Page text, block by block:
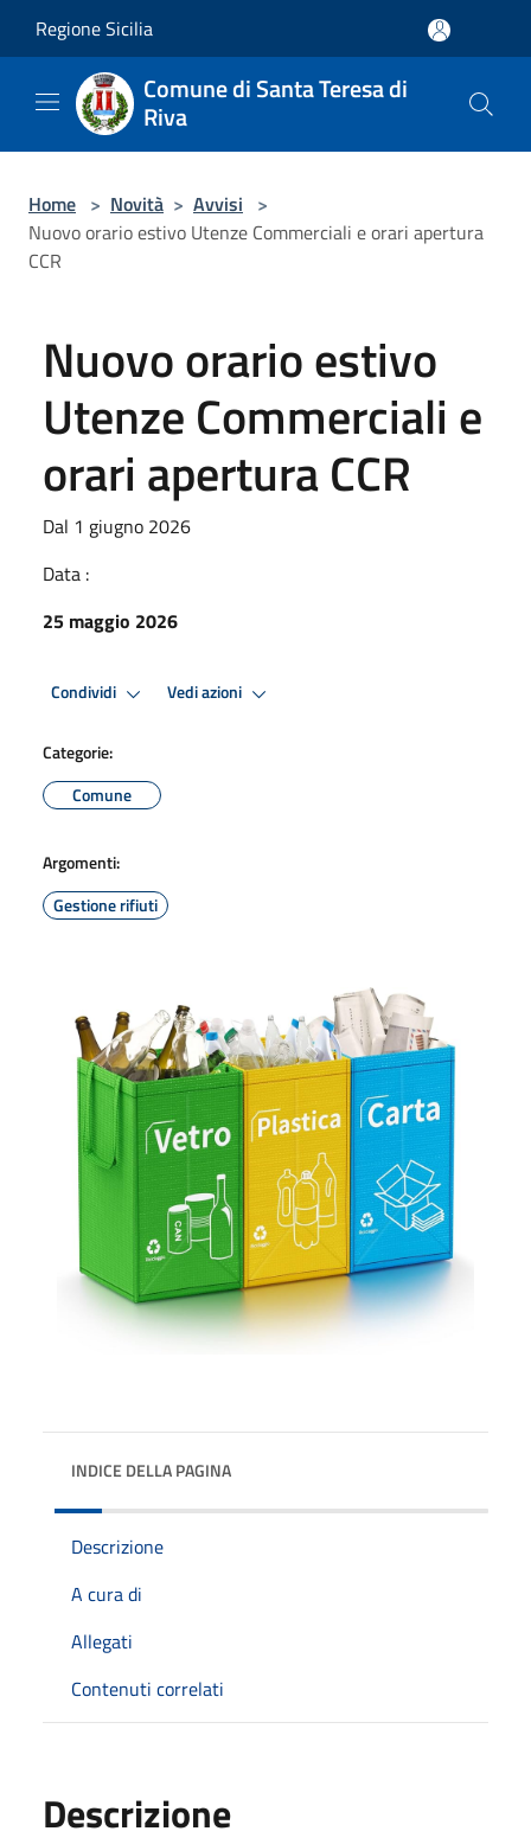
Regione Sicilia
Comune di Santa Teresa di
Riva
Home > Novità > Avvisi >
Nuovo orario estivo Utenze Commerciali e orari apertura
CCR
Nuovo orario estivo
Utenze Commerciali e
orari apertura CCR
Dal 1 giugno 2026
Data :
25 maggio 2026
Condividi Vedi azioni
Categorie:
Comune
Argomenti:
Gestione rifiuti
INDICE DELLA PAGINA
Descrizione
A cura di
Allegati
Contenuti correlati
Descrizione